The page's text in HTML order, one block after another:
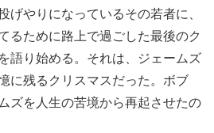
げやりになっているその若者に、
るために路上で過ごした最後のク
語り始める。それは、ジェームズ
に残るクリスマスだった。ボブ
ズを人生の苦境から再起させたの